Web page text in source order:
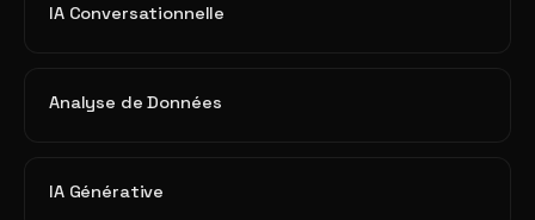
IA Conversationnelle
Analyse de Données
IA Générative